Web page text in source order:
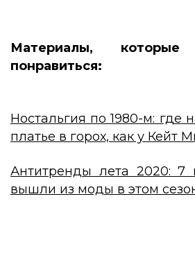
Материалы,
понравиться:
Ностальгия по 1980-м: где
платье в горох, как у Кейт
Антитренды лета 2020: 7
вышли из моды в этом